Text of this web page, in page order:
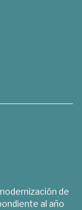
de
al año